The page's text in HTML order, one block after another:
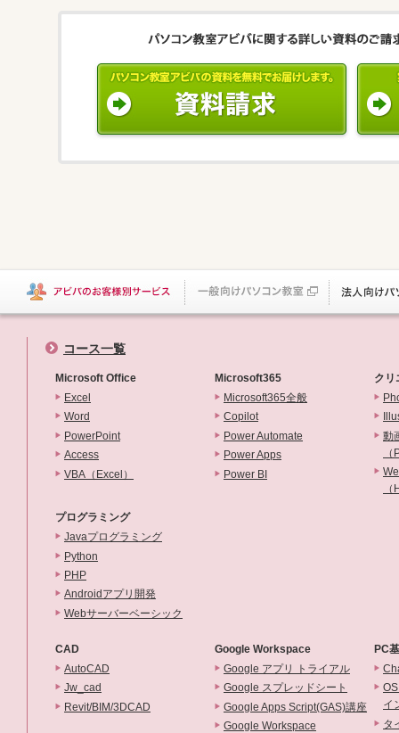
コース一覧
Microsoft Office
Excel
Word
PowerPoint
Access
VBA（Excel）
Microsoft365
Microsoft365全般
Copilot
Power Automate
Power Apps
Power BI
クリ
動
プログラミング
Javaプログラミング
Python
PHP
Androidアプリ開発
Webサーバーベーシック
CAD
AutoCAD
Jw_cad
Revit/BIM/3DCAD
Google Workspace
Google アプリ トライアル
Google スプレッドシート
Google Apps Script(GAS)講座
Google Workspace
PC
イ
タ